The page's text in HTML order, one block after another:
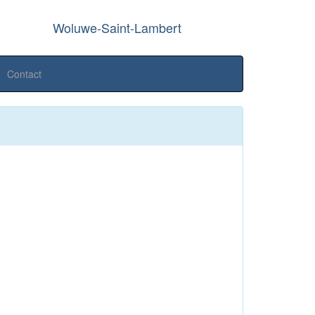
Woluwe-Saint-Lambert
Contact